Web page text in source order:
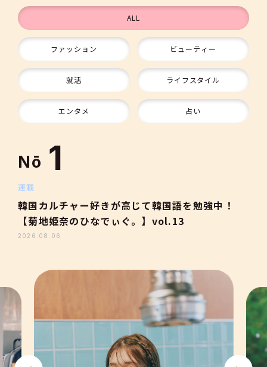
ALL
ファッション ビューティー
就活 ライフスタイル
エンタメ 占い
Nō
9
10
1
2
3
4
5
6
連載
韓国カルチャー好きが高じて韓国語を勉強中！
【菊地姫奈のひなでぃぐ。】vol.13
2026.08.06